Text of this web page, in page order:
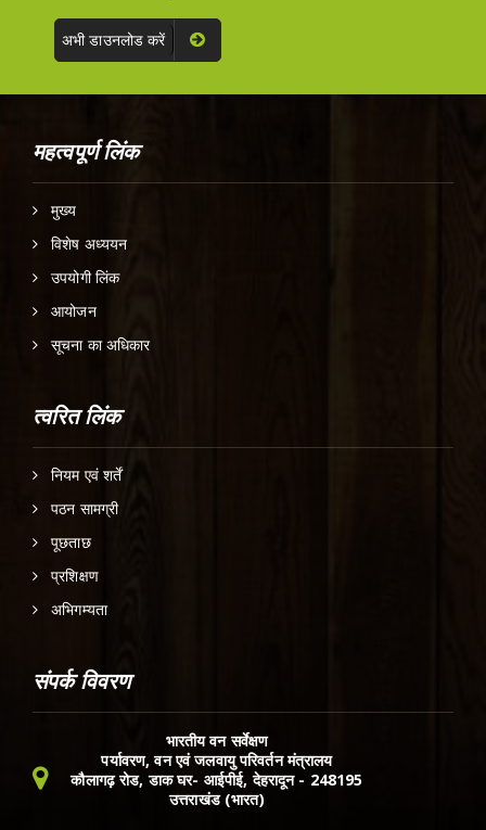
अभी डाउनलोड करें
महत्वपूर्ण लिंक
मुख्य
विशेष अध्ययन
उपयोगी लिंक
आयोजन
सूचना का अधिकार
त्वरित लिंक
नियम एवं शर्तें
पठन सामग्री
पूछताछ
प्रशिक्षण
अभिगम्यता
संपर्क विवरण
भारतीय वन सर्वेक्षण
पर्यावरण, वन एवं जलवायु परिवर्तन मंत्रालय
कौलागढ़ रोड, डाक घर- आईपीई, देहरादून - 248195
उत्तराखंड (भारत)